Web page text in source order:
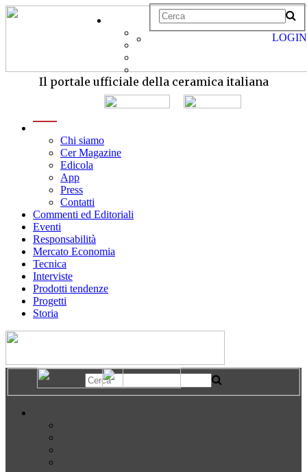
Il portale ufficiale della ceramica italiana
Chi siamo
Cer Magazine
Edicola
App
Press
Contatti
Commenti ed Editoriali
Eventi
Responsabilità
Mercato Economia
Tecnica
Interviste
Prodotti tendenze
Progetti
Storia
LOGIN